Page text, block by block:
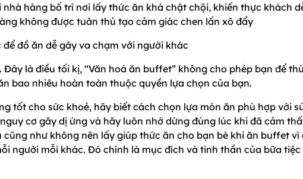
hàng bố trí nơi lấy thức ăn khá chật chội, khiến thực khách
không được tuân thủ tạo cảm giác chen lấn xô đẩy
đồ ăn dễ gây va chạm với người khác
là điều tối kị, “Văn hoá ăn buffet” không cho phép bạn để
bao nhiêu hoàn toàn thuộc quyền lựa chọn của bạn.
tốt cho sức khoẻ, hãy biết cách chọn lựa món ăn phù hợp với
cơ gây dị ứng và hãy luôn nhớ dừng đúng lúc khi đã cảm
như không nên lấy giúp thức ăn cho bạn bè khi ăn buffet vì
người mỗi khác. Đó chính là mục đích và tinh thần của bữa tiệc